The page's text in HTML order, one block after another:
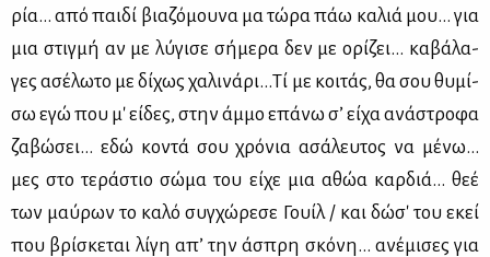
ρία... από παι­δί βια­ζό­μου­να μα τώ­ρα πάω κα­λιά μου... για
μια στιγ­μή αν με λύ­γι­σε σή­με­ρα δεν με ορί­ζει... κα­βά­λα­
γες ασέ­λω­το με δί­χως χα­λι­νά­ρι...Τί με κοι­τάς, θα σου θυ­μί­
σω εγώ που μ' εί­δες, στην άμ­μο επά­νω σ’ εί­χα ανά­στρο­φα
ζα­βώ­σει... εδώ κο­ντά σου χρό­νια ασά­λευ­τος να μέ­νω...
μες στο τε­ρά­στιο σώ­μα του εί­χε μια αθώα καρ­διά... θεέ
των μαύ­ρων το κα­λό συγ­χώ­ρε­σε Γουίλ / και δώ­σ' του εκεί
που βρί­σκε­ται λί­γη απ’ την άσπρη σκό­νη... ανέ­μι­σες για